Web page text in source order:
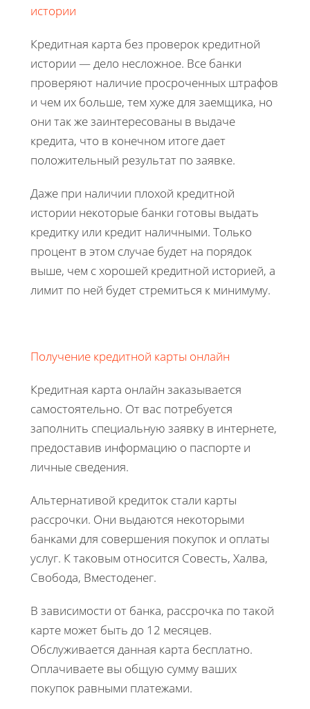
истории
Кредитная карта без проверок кредитной
истории — дело несложное. Все банки
проверяют наличие просроченных штрафов
и чем их больше, тем хуже для заемщика, но
они так же заинтересованы в выдаче
кредита, что в конечном итоге дает
положительный результат по заявке.
Даже при наличии плохой кредитной
истории некоторые банки готовы выдать
кредитку или кредит наличными. Только
процент в этом случае будет на порядок
выше, чем с хорошей кредитной историей, а
лимит по ней будет стремиться к минимуму.
Получение кредитной карты онлайн
Кредитная карта онлайн заказывается
самостоятельно. От вас потребуется
заполнить специальную заявку в интернете,
предоставив информацию о паспорте и
личные сведения.
Альтернативой кредиток стали карты
рассрочки. Они выдаются некоторыми
банками для совершения покупок и оплаты
услуг. К таковым относится Совесть, Халва,
Свобода, Вместоденег.
В зависимости от банка, рассрочка по такой
карте может быть до 12 месяцев.
Обслуживается данная карта бесплатно.
Оплачиваете вы общую сумму ваших
покупок равными платежами.